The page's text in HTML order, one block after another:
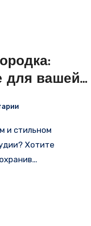
для вашей
Хотите